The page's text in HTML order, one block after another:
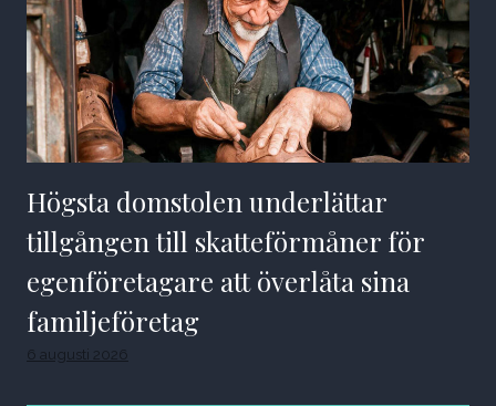
Högsta domstolen underlättar
tillgången till skatteförmåner för
egenföretagare att överlåta sina
familjeföretag
6 augusti 2026